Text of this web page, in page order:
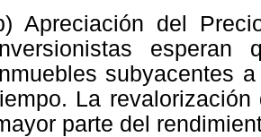
Apreciación del
subyacentes
La
parte del